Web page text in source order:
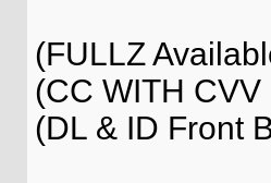
(FULLZ
(CC WITH
(DL & ID Front